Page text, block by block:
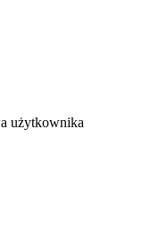
użytkownika